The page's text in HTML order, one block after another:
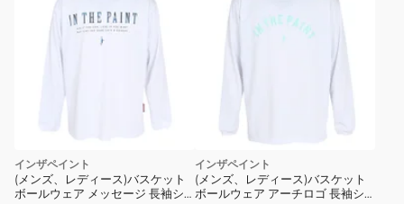
インザペイント
(メンズ、レディース)バスケット
ボールウェア メッセージ 長袖シ
インザペイント
(メンズ、レディース)バスケット
ボールウェア アーチロゴ 長袖シ